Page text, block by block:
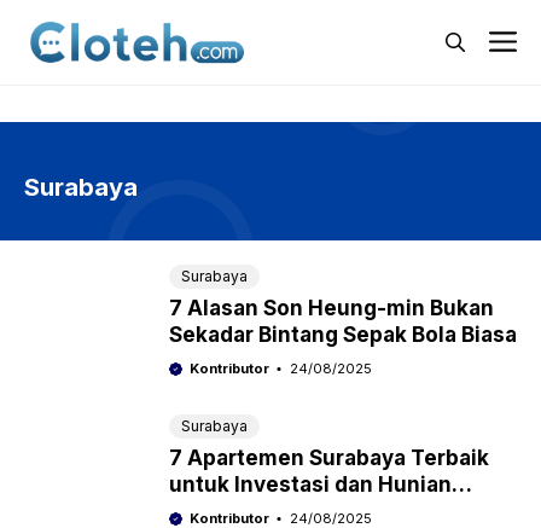
Surabaya
Surabaya
7 Alasan Son Heung-min Bukan
Sekadar Bintang Sepak Bola Biasa
Kontributor 24/08/2025
Surabaya
7 Apartemen Surabaya Terbaik
untuk Investasi dan Hunian
Nyaman di Tahun 2024
Kontributor 24/08/2025